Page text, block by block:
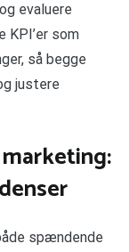
evaluere
KPI’er som
så begge
justere
spændende